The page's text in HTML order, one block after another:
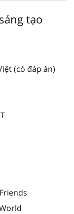
tạo
(có đáp án)